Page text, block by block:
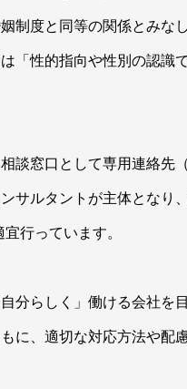
制度と同等の関係とみな
「性的指向や性別の認識
談窓口として専用連絡先
サルタントが主体となり
行っています。
分らしく」働ける会社を
に、適切な対応方法や配